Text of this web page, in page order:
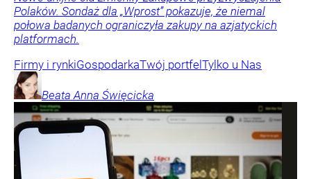
Polaków. Sondaż dla „Wprost” pokazuje, że niemal
połowa badanych ograniczyła zakupy na azjatyckich
platformach.
Firmy i rynkiGospodarkaTwój portfel Tylko u Nas
Beata Anna Święcicka